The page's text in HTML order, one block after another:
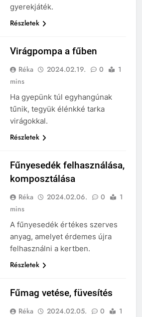
gyerekjáték.
Részletek
Virágpompa a fűben
Réka 2024.02.19. 0
1
mins
Ha gyepünk túl egyhangúnak
tűnik, tegyük élénkké tarka
virágokkal.
Részletek
Fűnyesedék felhasználása,
komposztálása
Réka 2024.02.06. 0
1
mins
A fűnyesedék értékes szerves
anyag, amelyet érdemes újra
felhasználni a kertben.
Részletek
Fűmag vetése, füvesítés
Réka 2024.02.05. 0
1